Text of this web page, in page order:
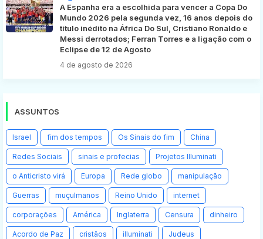
A Espanha era a escolhida para vencer a Copa Do
Mundo 2026 pela segunda vez, 16 anos depois do
título inédito na África Do Sul, Cristiano Ronaldo e
Messi derrotados; Ferran Torres e a ligação com o
Eclipse de 12 de Agosto
4 de agosto de 2026
ASSUNTOS
Israel fim dos tempos Os Sinais do fim China
Redes Sociais sinais e profecias Projetos Illuminati
o Anticristo virá Europa Rede globo manipulação
Guerras muçulmanos Reino Unido internet
corporações América Inglaterra Censura dinheiro
Acordo de Paz cristãos illuminati Judeus